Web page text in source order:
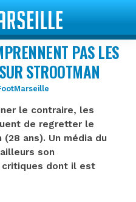
PAS LES
STROOTMAN
le contraire, les
de regretter le
ans). Un média du
son
critiques dont il est